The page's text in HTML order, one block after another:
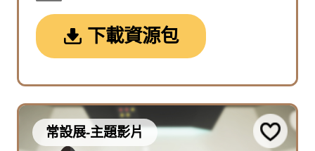
下載資源包
常設展-主題影片